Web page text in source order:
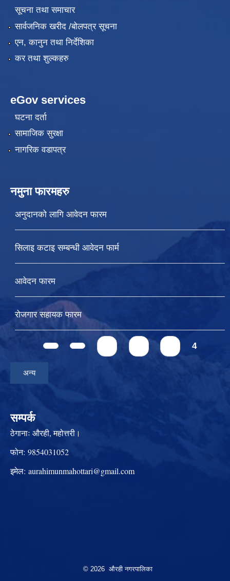
सूचना तथा समाचार
सार्वजनिक खरीद /बोलपत्र सूचना
एन, कानुन तथा निर्देशिका
कर तथा शुल्कहरु
eGov services
घटना दर्ता
सामाजिक सुरक्षा
नागरिक वडापत्र
नमुना फारमहरु
अनुदानको लागि आवेदन फारम
सिलाइ कटाइ सम्बन्धी आवेदन फार्म
आवेदन फारम
रोजगार सहायक फारम
Pages 4
अन्य
सम्पर्क
ठेगानाः औरही, महोत्तरी।
फोन: 9854031052
इमेल: aurahimunmahottari@gmail.com
© 2026 औरही नगरपालिका